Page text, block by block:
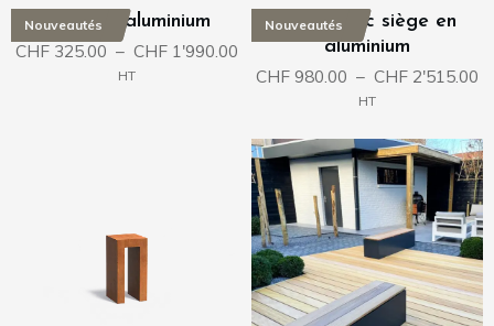
Nouveautés
Socle en aluminium
CHF325.00 – CHF1'990.00Plage
de
CHF 1'990.00
HT
Nouveautés
Socle avec siège en
aluminium
CHF 980.00 – CHF 2'515.00
à
HT